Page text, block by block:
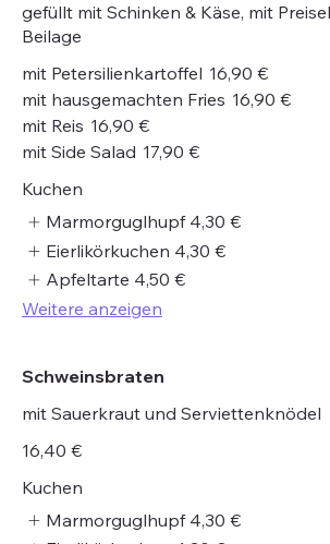
gefüllt mit Schinken & Käse, mit
Beilage
mit Petersilienkartoffel 16,90 €
mit hausgemachten Fries 16,90 €
mit Reis 16,90 €
mit Side Salad 17,90 €
Kuchen
Marmorguglhupf 4,30 €
Eierlikörkuchen 4,30 €
Apfeltarte 4,50 €
Weitere anzeigen
Schweinsbraten
mit Sauerkraut und Serviettenknödel
16,40 €
Kuchen
Marmorguglhupf 4,30 €